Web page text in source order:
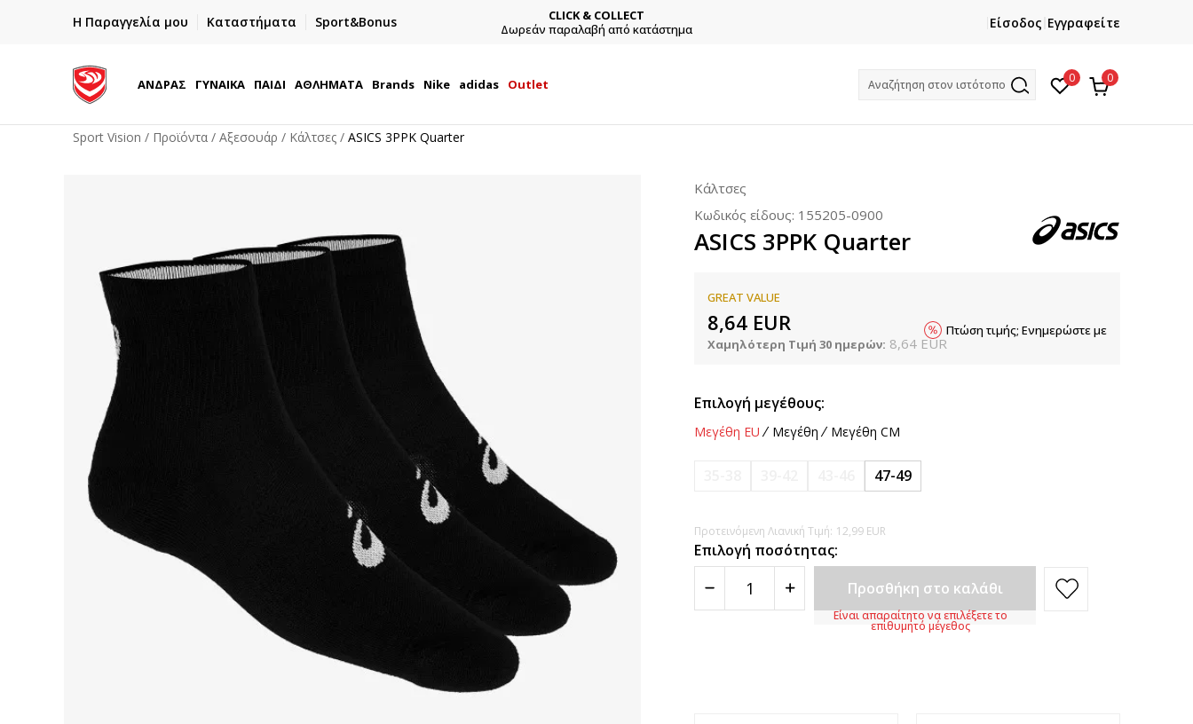
Η Παραγγελία μου Καταστήματα Sport&Bonus
ΓΡΗΓΟΡΟΤΕΡΗ ΠΑΡΑΔΟΣΗ ΜΕ BOX NOW
Παραλαβή 24/7
CLICK & COLLECT
Δωρεάν παραλαβή από κατάστημα
Και κερδίστε -10% με την πρώτη σας αγορά!
Είσοδος Εγγραφείτε
ΑΝΔΡΑΣ ΓΥΝΑΙΚΑ ΠΑΙΔΙ ΑΘΛΗΜΑΤΑ Brands Nike adidas Outlet Αναζήτηση στον ιστότοπο 0 0
Sport Vision Προϊόντα Αξεσουάρ Κάλτσες ASICS 3PPK Quarter
Κάλτσες
Κωδικός είδους: 155205-0900
ASICS 3PPK Quarter
GREAT VALUE
8,64 EUR
Χαμηλότερη Τιμή 30 ημερών: 8,64 EUR
Πτώση τιμής; Ενημερώστε με
Επιλογή μεγέθους:
Μεγέθη EU Μεγέθη Μεγέθη CM
47-49
Προτεινόμενη Λιανική Τιμή: 12,99 EUR
Επιλογή ποσότητας:
Προσθήκη στο καλάθι
Είναι απαραίτητο να επιλέξετε το
επιθυμητό μέγεθος